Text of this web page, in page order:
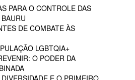
PARA O CONTROLE DAS
DE COMBATE ÀS
LGBTQIA+
O PODER DA
E O PRIMEIRO